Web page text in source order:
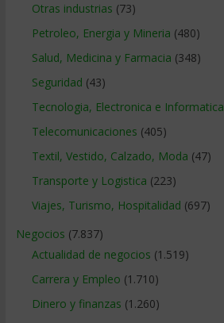
Otras industrias (73)
Petroleo, Energia y Mineria (480)
Salud, Medicina y Farmacia (348)
Seguridad (43)
Tecnologia, Electronica e Informatica
Telecomunicaciones (405)
Textil, Vestido, Calzado, Moda (47)
Transporte y Logistica (223)
Viajes, Turismo, Hospitalidad (697)
Negocios (7.837)
Actualidad de negocios (1.519)
Carrera y Empleo (1.710)
Dinero y finanzas (1.260)